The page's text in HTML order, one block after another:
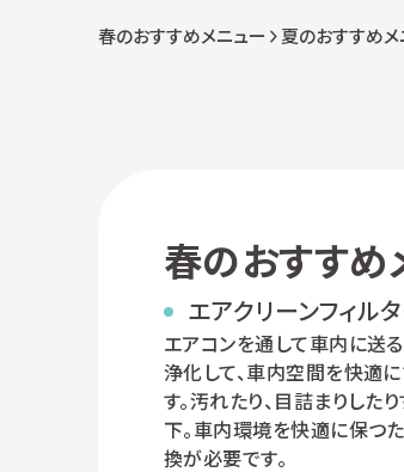
春のおすすめメニュー 夏のおすすめメ
春のおすすめ
エアクリーンフィル
エアコンを通して車内に送
浄化して、車内空間を快適に
す。汚れたり、目詰まりした
下。車内環境を快適に保つ
換が必要です。